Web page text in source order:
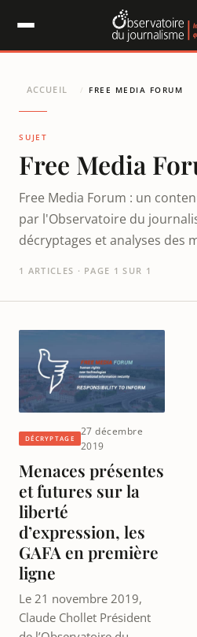
ACCUEIL / FREE MEDIA FORUM
SUJET
Free Media
Free Media Forum : un
par l'Observatoire du
décryptages et analyses des
1 ARTICLES · PAGE 1 SUR 1
DÉCRYPTAGE
27 décembre
2019
Menaces présentes
et futures sur la
liberté
d’expression, les
GAFA en première
ligne
Le 21 novembre 2019,
Claude Chollet Président
Panneau de gestion des cookies